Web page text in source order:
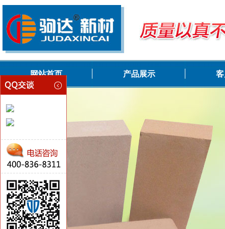
网站首页 产品展示